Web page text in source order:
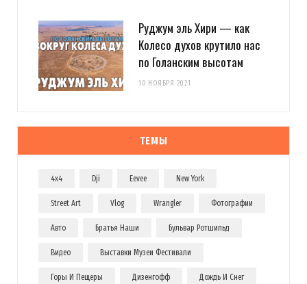
Руджум эль Хири — как
Колесо духов крутило нас
по Голанским высотам
10 НОЯБРЯ 2021
ТЕМЫ
4x4 Dji Eevee New York
Street Art Vlog Wrangler Фотографии
Авто Братья Наши Бульвар Ротшильд
Видео Выставки Музеи Фестивали
Горы И Пещеры Дизенгофф Дождь И Снег